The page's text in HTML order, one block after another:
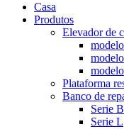
Casa
Produtos
Elevador de
Plataforma
Banco de
Serie B
Serie L